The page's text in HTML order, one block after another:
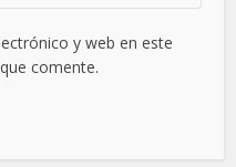
y web en este
comente.